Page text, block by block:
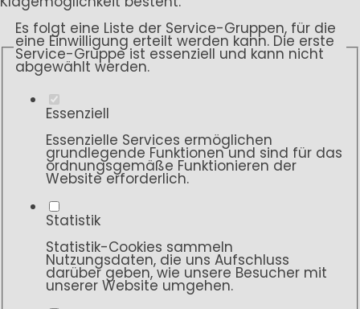
Es folgt eine Liste der Service-Gruppen, für die
eine Einwilligung erteilt werden kann. Die erste
Service-Gruppe ist essenziell und kann nicht
abgewählt werden.
Essenziell
Essenzielle Services ermöglichen
grundlegende Funktionen und sind für das
ordnungsgemäße Funktionieren der
Website erforderlich.
Statistik
Statistik-Cookies sammeln
Nutzungsdaten, die uns Aufschluss
darüber geben, wie unsere Besucher mit
unserer Website umgehen.